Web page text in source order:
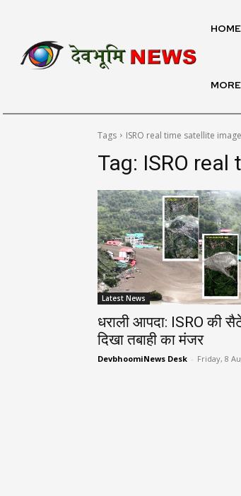
HOME
MORE
Tags ISRO real time satellite
Tag: ISRO
Latest News
धराली आपदा: ISRO की
दिखा तबाही का मंजर
DevbhoomiNews Desk - Friday, 8